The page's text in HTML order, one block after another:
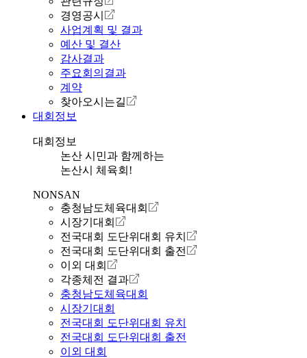
경영공시
사업계획 및 결과
예산 및 결산
감사결과
주요회의결과
계약
찾아오시는길
대회정보
대회정보
논산 시민과 함께하는
논산시 체육회!
NONSAN
충청남도체육대회
시장기대회
전국대회 도단위대회 유치
전국대회 도단위대회 출전
이외 대회
각종체전 결과
충청남도체육대회
시장기대회
전국대회 도단위대회 유치
전국대회 도단위대회 출전
이외 대회